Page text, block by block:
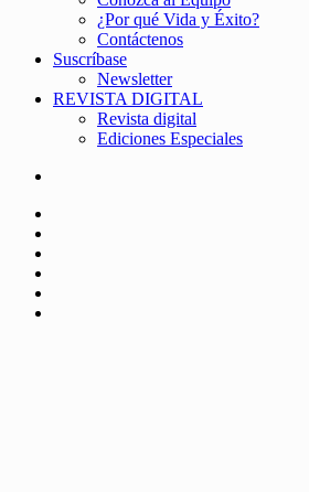
¿Por qué Vida y Éxito?
Contáctenos
Suscríbase
Newsletter
REVISTA DIGITAL
Revista digital
Ediciones Especiales